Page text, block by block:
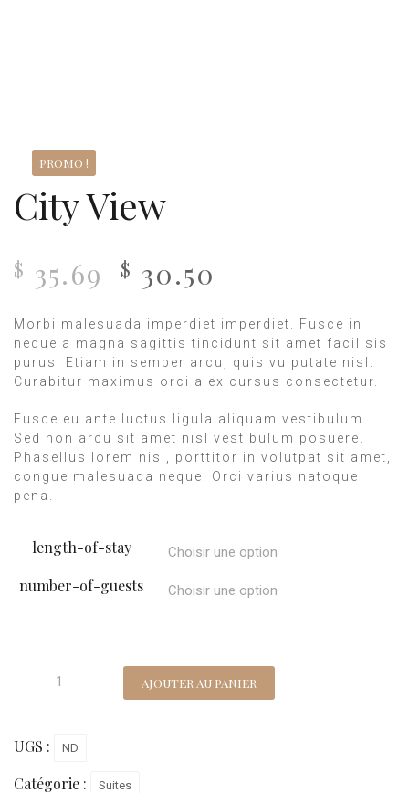
PROMO !
City View
$ 35.69 $ 30.50
Morbi malesuada imperdiet imperdiet. Fusce in
neque a magna sagittis tincidunt sit amet facilisis
purus. Etiam in semper arcu, quis vulputate nisl.
Curabitur maximus orci a ex cursus consectetur.
Fusce eu ante luctus ligula aliquam vestibulum.
Sed non arcu sit amet nisl vestibulum posuere.
Phasellus lorem nisl, porttitor in volutpat sit amet,
congue malesuada neque. Orci varius natoque
pena.
length-of-stay
number-of-guests
AJOUTER AU PANIER
UGS : ND
Catégorie : Suites